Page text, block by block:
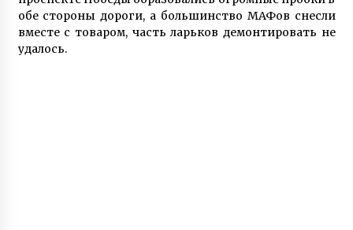
7 років ago
обе стороны дороги, а большинство МАФов снесли
вместе с товаром, часть ларьков демонтировать не
удалось.